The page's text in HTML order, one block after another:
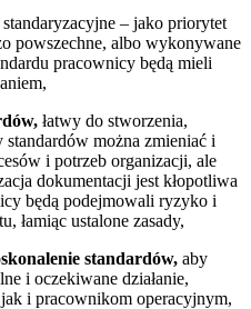
– jako priorytet
powszechne, albo wykonywane
pracownicy będą mieli
łatwy do stworzenia,
można zmieniać i
i potrzeb organizacji, ale
dokumentacji jest kłopotliwa
będą podejmowali ryzyko i
łamiąc ustalone zasady,
standardów, aby
i oczekiwane działanie,
i pracownikom operacyjnym,